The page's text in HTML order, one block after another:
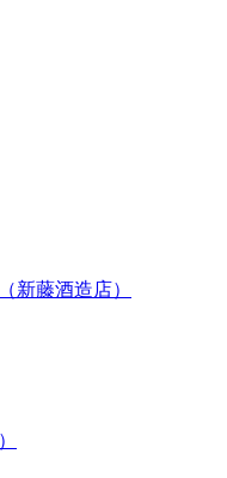
新藤酒造店）